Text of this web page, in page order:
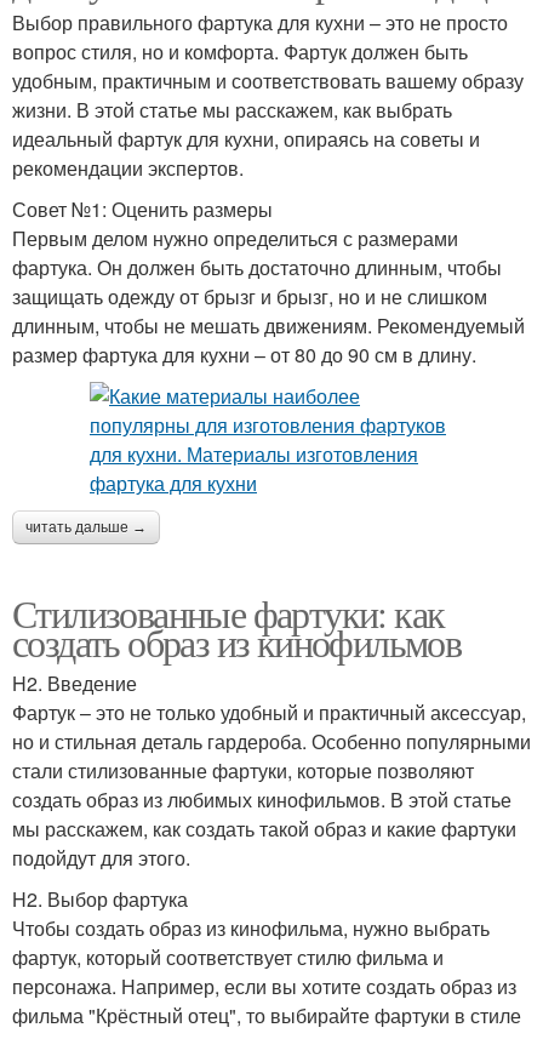
Выбор правильного фартука для кухни – это не просто
вопрос стиля, но и комфорта. Фартук должен быть
удобным, практичным и соответствовать вашему образу
жизни. В этой статье мы расскажем, как выбрать
идеальный фартук для кухни, опираясь на советы и
рекомендации экспертов.
Совет №1: Оценить размеры
Первым делом нужно определиться с размерами
фартука. Он должен быть достаточно длинным, чтобы
защищать одежду от брызг и брызг, но и не слишком
длинным, чтобы не мешать движениям. Рекомендуемый
размер фартука для кухни – от 80 до 90 см в длину.
читать дальше →
Стилизованные фартуки: как
создать образ из кинофильмов
H2. Введение
Фартук – это не только удобный и практичный аксессуар,
но и стильная деталь гардероба. Особенно популярными
стали стилизованные фартуки, которые позволяют
создать образ из любимых кинофильмов. В этой статье
мы расскажем, как создать такой образ и какие фартуки
подойдут для этого.
H2. Выбор фартука
Чтобы создать образ из кинофильма, нужно выбрать
фартук, который соответствует стилю фильма и
персонажа. Например, если вы хотите создать образ из
фильма "Крёстный отец", то выбирайте фартуки в стиле